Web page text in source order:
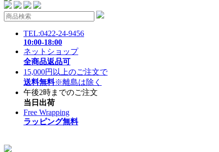
TEL:0422-24-9456
10:00-18:00
ネットショップ
全商品返品可
15,000円以上のご注文で
送料無料※離島は除く
午後2時までのご注文
当日出荷
Free Wrapping
ラッピング無料